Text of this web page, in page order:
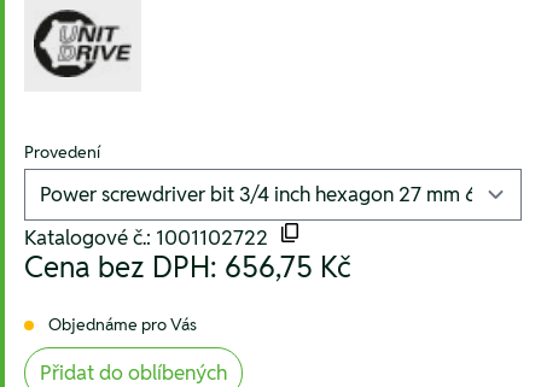
Provedení
Katalogové č.: 1001102722
Cena bez DPH: 656,75 Kč
Objednáme pro Vás
Přidat do oblíbených